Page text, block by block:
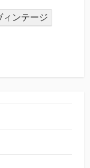
ィンテージ